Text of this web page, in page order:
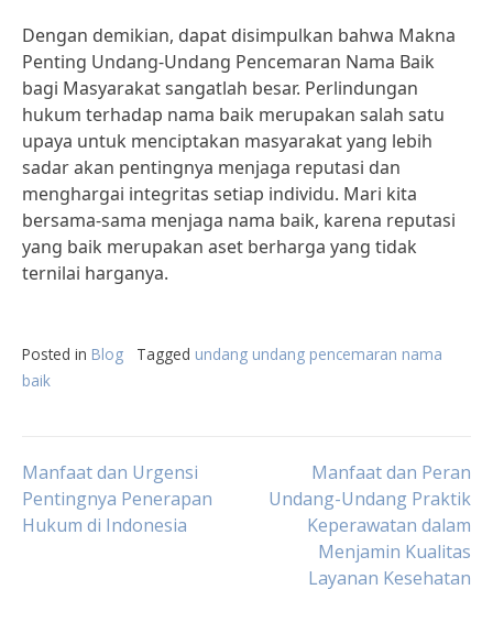
Dengan demikian, dapat disimpulkan bahwa Makna
Penting Undang-Undang Pencemaran Nama Baik
bagi Masyarakat sangatlah besar. Perlindungan
hukum terhadap nama baik merupakan salah satu
upaya untuk menciptakan masyarakat yang lebih
sadar akan pentingnya menjaga reputasi dan
menghargai integritas setiap individu. Mari kita
bersama-sama menjaga nama baik, karena reputasi
yang baik merupakan aset berharga yang tidak
ternilai harganya.
Posted in Blog Tagged undang undang pencemaran nama
baik
Post
navigation
Manfaat dan Urgensi
Pentingnya Penerapan
Hukum di Indonesia
Manfaat dan Peran
Undang-Undang Praktik
Keperawatan dalam
Menjamin Kualitas
Layanan Kesehatan